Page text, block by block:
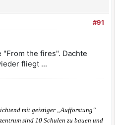
#91
"From the fires". Dachte
fliegt ...
mit geistiger „Aufforstung“
sind 10 Schulen zu bauen und